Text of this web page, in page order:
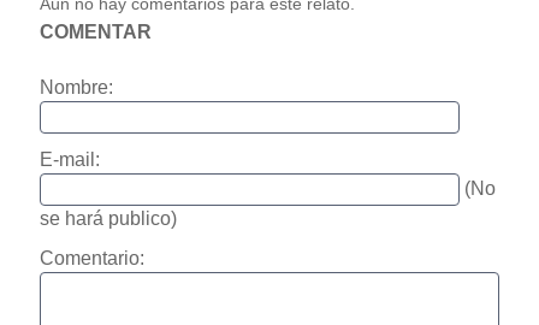
Aún no hay comentarios para este relato.
COMENTAR
Nombre:
E-mail:
(No
se hará publico)
Comentario: